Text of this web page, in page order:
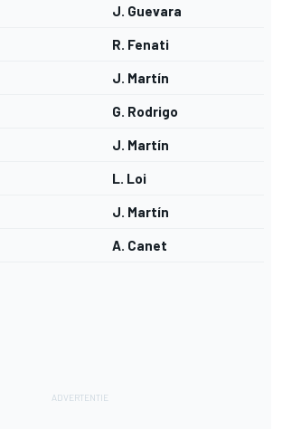
J. Guevara
R. Fenati
J. Martín
G. Rodrigo
J. Martín
L. Loi
J. Martín
A. Canet